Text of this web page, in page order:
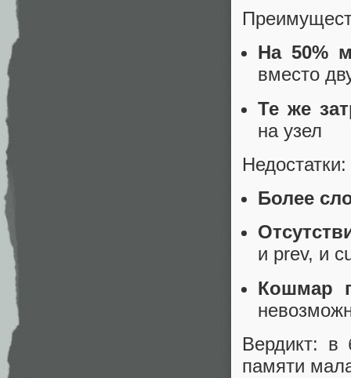
На 50%
вместо
Те же
на узел
Недостатки:
Более
и prev, и
Кошмар
Вердикт: в
памяти